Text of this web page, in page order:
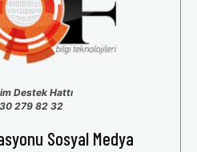
Destek Hattı
279 82 32
Sosyal Medya